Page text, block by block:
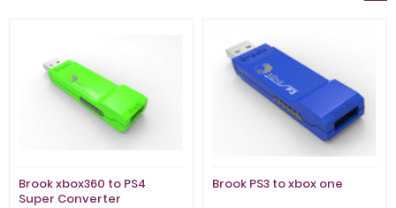
Brook xbox360 to PS4
Super Converter
Brook PS3 to xbox one